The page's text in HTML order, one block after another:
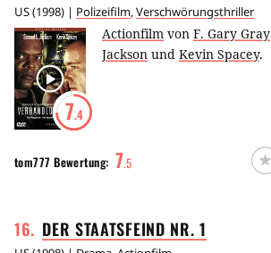
US(1998) | Polizeifilm,Verschwörungsthriller
7.4
Actionfilm von F. Gary Gray
Jackson und Kevin Spacey.
tom777 Bewertung: 7.5
16. DER STAATSFEIND NR.1